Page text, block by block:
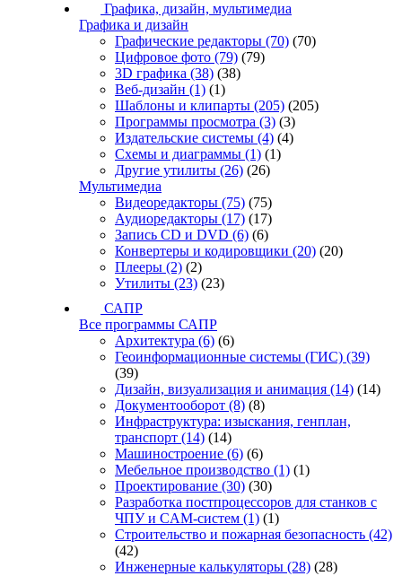
Графика, дизайн, мультимедиа
Графика и дизайн
Графические редакторы (70) (70)
Цифровое фото (79) (79)
3D графика (38) (38)
Веб-дизайн (1) (1)
Шаблоны и клипарты (205) (205)
Программы просмотра (3) (3)
Издательские системы (4) (4)
Схемы и диаграммы (1) (1)
Другие утилиты (26) (26)
Мультимедиа
Видеоредакторы (75) (75)
Аудиоредакторы (17) (17)
Запись CD и DVD (6) (6)
Конвертеры и кодировщики (20) (20)
Плееры (2) (2)
Утилиты (23) (23)
САПР
Все программы САПР
Архитектура (6) (6)
Геоинформационные системы (ГИС) (39)
(39)
Дизайн, визуализация и анимация (14) (14)
Документооборот (8) (8)
Инфраструктура: изыскания, генплан,
транспорт (14) (14)
Машиностроение (6) (6)
Мебельное производство (1) (1)
Проектирование (30) (30)
Разработка постпроцессоров для станков с
ЧПУ и CAM-систем (1) (1)
Строительство и пожарная безопасность (42)
(42)
Инженерные калькуляторы (28) (28)